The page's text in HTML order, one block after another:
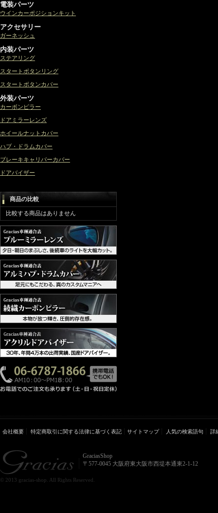
電装パーツ
ウインカーポジションキット
アクセサリー
ガーネッシュ
内装パーツ
ステアリング
スタートボタンリング
スタートボタンカバー
外装パーツ
カーボンピラー
ドアミラーレンズ
ホイールナットカバー
ハブ・ドラムカバー
ブレーキキャリパーカバー
ドアバイザー
商品の比較
比較する商品はありません
会社概要 特定商取引に関する法律に基づく表記 サイトマップ 人気の検索語句 詳
GraciasShop
〒577-0045 大阪府東大阪市西堤本通東2-1-12
© 2013 gracias-shop. All Rights Reserved.